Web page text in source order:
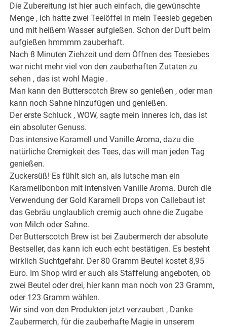
Die Zubereitung ist hier auch einfach, die gewünschte
Menge , ich hatte zwei Teelöffel in mein Teesieb gegeben
und mit heißem Wasser aufgießen. Schon der Duft beim
aufgießen hmmmm zauberhaft.
Nach 8 Minuten Ziehzeit und dem Öffnen des Teesiebes
war nicht mehr viel von den zauberhaften Zutaten zu
sehen , das ist wohl Magie .
Man kann den Butterscotch Brew so genießen , oder man
kann noch Sahne hinzufügen und genießen.
Der erste Schluck , WOW, sagte mein inneres ich, das ist
ein absoluter Genuss.
Das intensive Karamell und Vanille Aroma, dazu die
natürliche Cremigkeit des Tees, das will man jeden Tag
genießen.
Zuckersüß! Es fühlt sich an, als lutsche man ein
Karamellbonbon mit intensiven Vanille Aroma. Durch die
Verwendung der Gold Karamell Drops von Callebaut ist
das Gebräu unglaublich cremig auch ohne die Zugabe
von Milch oder Sahne.
Der Butterscotch Brew ist bei Zaubermerch der absolute
Bestseller, das kann ich euch echt bestätigen. Es besteht
wirklich Suchtgefahr. Der 80 Gramm Beutel kostet 8,95
Euro. Im Shop wird er auch als Staffelung angeboten, ob
zwei Beutel oder drei, hier kann man noch von 23 Gramm,
oder 123 Gramm wählen.
Wir sind von den Produkten jetzt verzaubert , Danke
Zaubermerch, für die zauberhafte Magie in unserem